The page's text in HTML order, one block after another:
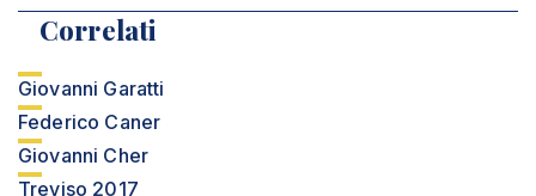
Correlati
Giovanni Garatti
Federico Caner
Giovanni Cher
Treviso 2017